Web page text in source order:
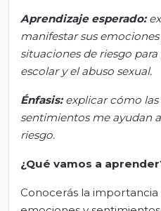
Aprendizaje esperado: e
manifestar sus
situaciones de riesgo
escolar y el abuso sexual.
Énfasis: explicar cómo
sentimientos me ayudan
riesgo.
¿Qué vamos a
Conocerás la